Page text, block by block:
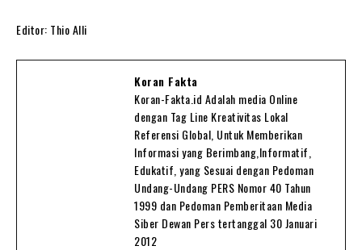
Editor: Thio Alli
Koran Fakta
Koran-Fakta.id Adalah media Online
dengan Tag Line Kreativitas Lokal
Referensi Global, Untuk Memberikan
Informasi yang Berimbang,Informatif,
Edukatif, yang Sesuai dengan Pedoman
Undang-Undang PERS Nomor 40 Tahun
1999 dan Pedoman Pemberitaan Media
Siber Dewan Pers tertanggal 30 Januari
2012